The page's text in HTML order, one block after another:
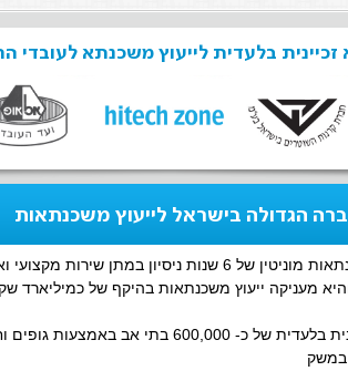
בלעדית לייעוץ משכנתא לעובדי
הגדולה בישראל לייעוץ משכנתאות
למת"ן משכנתאות מוניטין של 6 שנות ניסיון במתן שירות
מעניקה ייעוץ משכנתאות בהיקף של כמיליארד
החברה זכיינית בלעדית של כ- 600,000 בתי אב באמצעות
במשק